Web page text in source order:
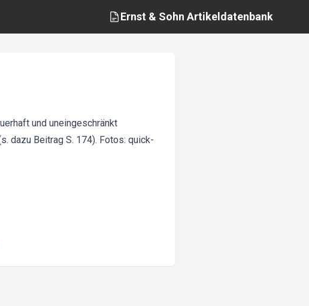
Ernst & Sohn Artikeldatenbank
und uneingeschränkt
dazu Beitrag S. 174). Fotos: quick-